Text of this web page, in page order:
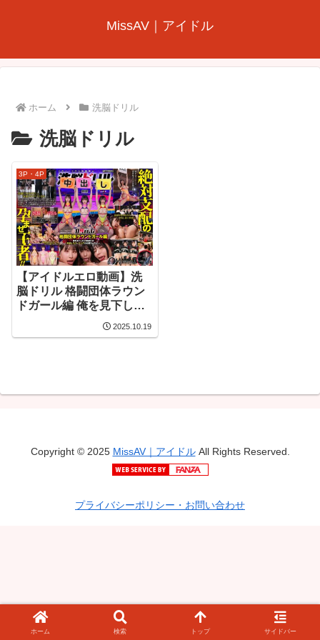
MissAV｜アイドル
ホーム 洗脳ドリル
洗脳ドリル
3P・4P
【アイドルエロ動画】洗
脳ドリル 格闘団体ラウン
ドガール編 俺を見下した
小娘達には中出しスパー
リングが必要なんだよ…
2025.10.19
Copyright © 2025 MissAV｜アイドルAll Rights Reserved.
プライバシーポリシー・お問い合わせ
ホーム 検索 トップ サイドバー